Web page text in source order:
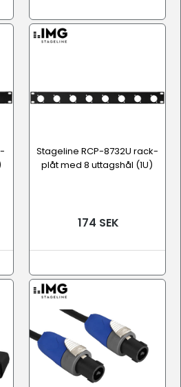
Stageline RCP-8732U rack-
plåt med 8 uttagshål (1U)
174 SEK